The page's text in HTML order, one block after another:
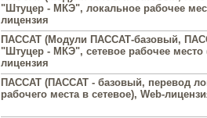
"Штуцер - МКЭ", локальное рабочее
лицензия
ПАССАТ (Модули ПАССАТ-базовый,
"Штуцер - МКЭ", сетевое рабочее место
лицензия
ПАССАТ (ПАССАТ - базовый, перевод
рабочего места в сетевое), Web-